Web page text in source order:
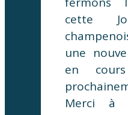
cette
une
en
Merci à